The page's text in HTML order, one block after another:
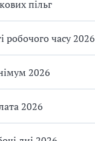
пільг
робочого часу 2026
2026
2026